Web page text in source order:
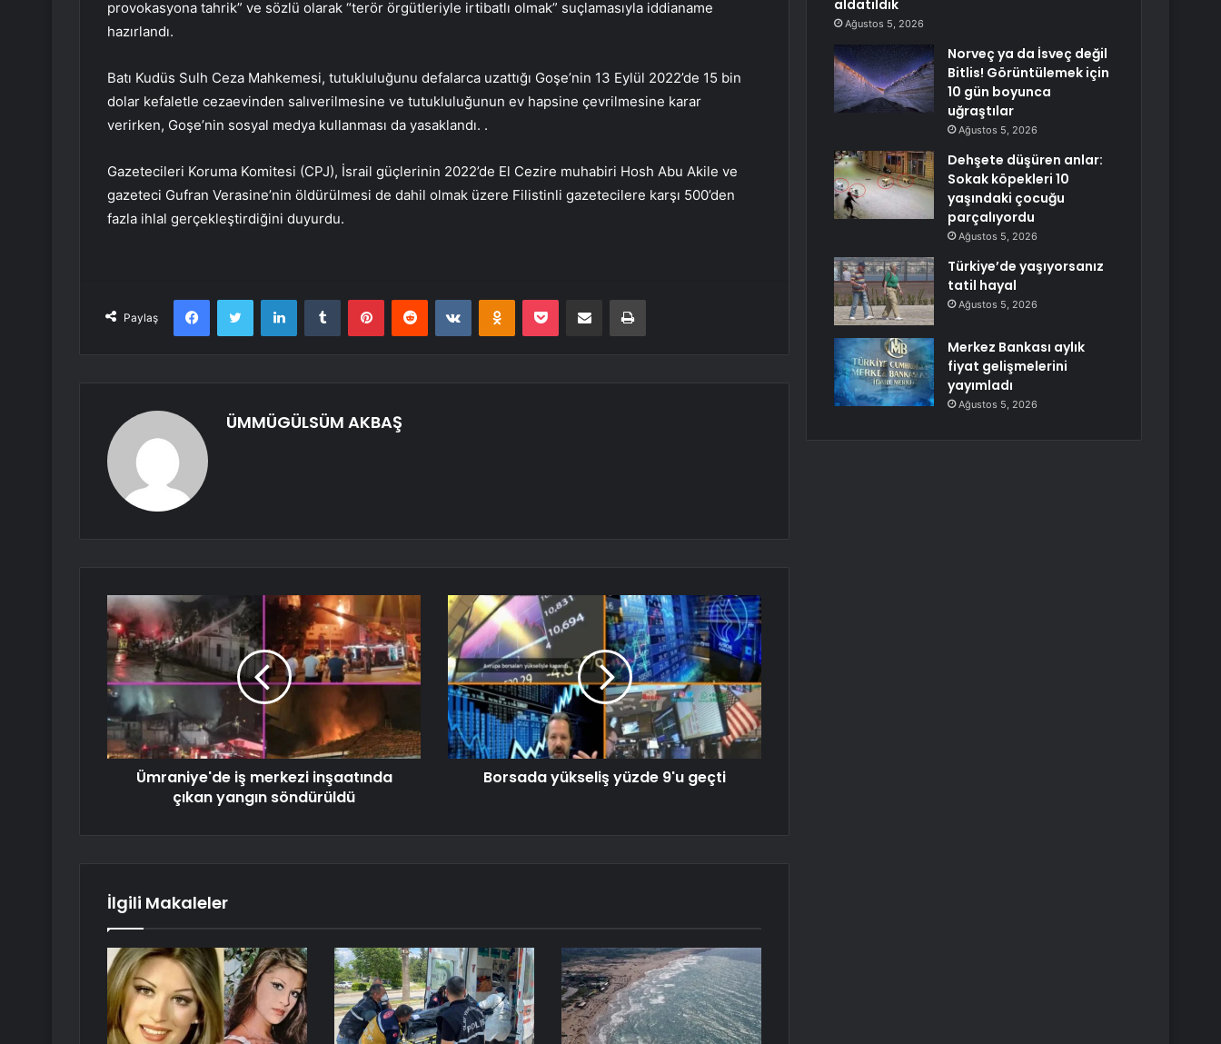
provokasyona tahrik” ve sözlü olarak “terör örgütleriyle irtibatlı olmak” suçlamasıyla iddianame
hazırlandı.
Batı Kudüs Sulh Ceza Mahkemesi, tutukluluğunu defalarca uzattığı Goşe’nin 13 Eylül 2022’de 15 bin
dolar kefaletle cezaevinden salıverilmesine ve tutukluluğunun ev hapsine çevrilmesine karar
verirken, Goşe’nin sosyal medya kullanması da yasaklandı. .
Gazetecileri Koruma Komitesi (CPJ), İsrail güçlerinin 2022’de El Cezire muhabiri Hosh Abu Akile ve
gazeteci Gufran Verasine’nin öldürülmesi de dahil olmak üzere Filistinli gazetecilere karşı 500’den
fazla ihlal gerçekleştirdiğini duyurdu.
Paylaş
FacebookTwitter LinkedInTumblr PinterestReddit VKontakteOdnoklassniki
Pocket E-Posta ile paylaş Yazdır
ÜMMÜGÜLSÜM AKBAŞ
Ümraniye'de iş merkezi inşaatında
çıkan yangın söndürüldü
Borsada yükseliş yüzde 9'u geçti
İlgili Makaleler
aldatıldık
Ağustos 5, 2026
Norveç ya da İsveç değil
Bitlis! Görüntülemek için
10 gün boyunca
uğraştılar
Ağustos 5, 2026
Dehşete düşüren anlar:
Sokak köpekleri 10
yaşındaki çocuğu
parçalıyordu
Ağustos 5, 2026
Türkiye’de yaşıyorsanız
tatil hayal
Ağustos 5, 2026
Merkez Bankası aylık
fiyat gelişmelerini
yayımladı
Ağustos 5, 2026